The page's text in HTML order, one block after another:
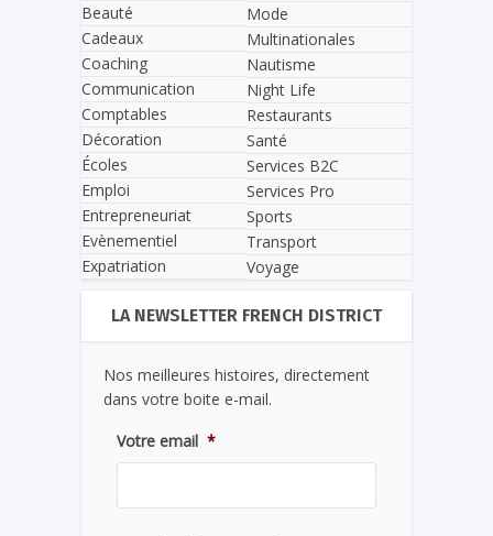
Beauté
Cadeaux
Coaching
Communication
Comptables
Décoration
Écoles
Emploi
Entrepreneuriat
Evènementiel
Expatriation
Mode
Multinationales
Nautisme
Night Life
Restaurants
Santé
Services B2C
Services Pro
Sports
Transport
Voyage
LA NEWSLETTER FRENCH DISTRICT
Nos meilleures histoires, directement
dans votre boite e-mail.
Votre email *